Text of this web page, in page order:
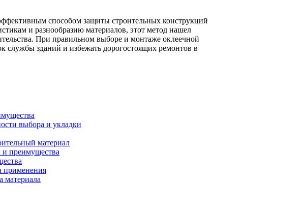
способом защиты строительных конструкций
и разнообразию материалов, этот метод нашел
При правильном выборе и монтаже оклеечной
службы зданий и избежать дорогостоящих ремонтов в
выбора и укладки
материал
и преимущества
применения
материала